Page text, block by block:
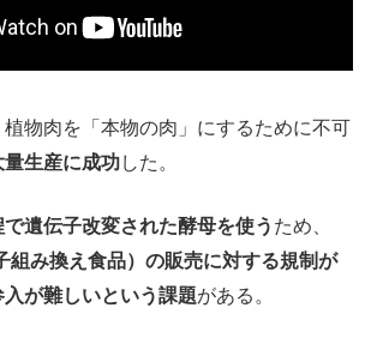
物肉を「本物の肉」にするために不可
量生産に成功した。
遺伝子改変された酵母を使う ため、
組み換え食品）の販売に対する規制が
が難しいという課題がある。